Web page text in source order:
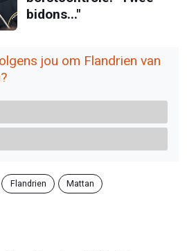
bidons..."
jou om Flandrien van
Flandrien Mattan